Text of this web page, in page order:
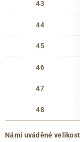
43
44
45
46
47
48
Námi uváděné